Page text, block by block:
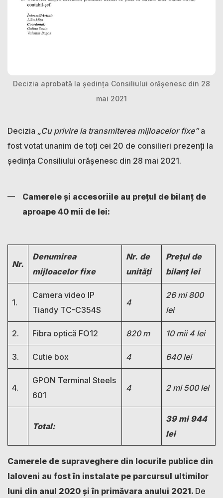
Decizia aprobată la ședința Consiliului orășenesc din 28
mai 2021
Decizia „Cu privire la transmiterea mijloacelor fixe”a
fost votat unanim de toți cei 20 de consilieri prezenți la
ședința Consiliului orășenesc din 28 mai 2021.
Camerele și accesoriile au prețul de bilanț de
aproape 40 mii de lei:
Nr.
Denumirea
mijloacelor fixe
Nr. de
unități
Prețul de
bilanț lei
1.
Camera video IP
Tiandy TC-C354S
4
26 mi 800
lei
2. Fibra optică FO12 820 m 10 mii 4 lei
3. Cutie box 4 640 lei
4.
GPON Terminal Steels
601
4 2 mi 500 lei
Total:
39 mi 944
lei
Camerele de supraveghere din locurile publice din
Ialoveni au fost în instalate pe parcursul ultimilor
luni din anul 2020 și în primăvara anului 2021. De